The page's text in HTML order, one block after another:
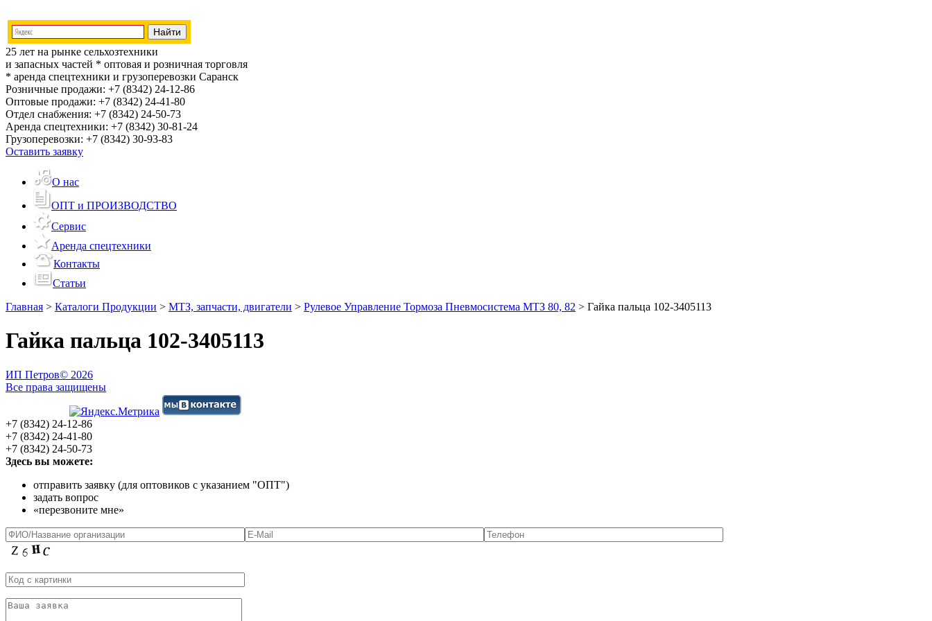
25 лет на рынке сельхозтехники
и запасных частей * оптовая и розничная торговля
* аренда спецтехники и грузоперевозки Саранск
Розничные продажи: +7 (8342) 24-12-86
Оптовые продажи: +7 (8342) 24-41-80
Отдел снабжения: +7 (8342) 24-50-73
Аренда спецтехники: +7 (8342) 30-81-24
Грузоперевозки: +7 (8342) 30-93-83
Оставить заявку
О нас
ОПТ и ПРОИЗВОДСТВО
Сервис
Аренда спецтехники
Контакты
Статьи
Главная > Каталоги Продукции > МТЗ, запчасти, двигатели > Рулевое Управление Тормоза Пневмосистема МТЗ 80, 82 > Гайка пальца 102-3405113
Гайка пальца 102-3405113
ИП Петров© 2026
Все права защищены
+7 (8342) 24-12-86
+7 (8342) 24-41-80
+7 (8342) 24-50-73
Здесь вы можете:
отправить заявку (для оптовиков с указанием "ОПТ")
задать вопрос
«перезвоните мне»